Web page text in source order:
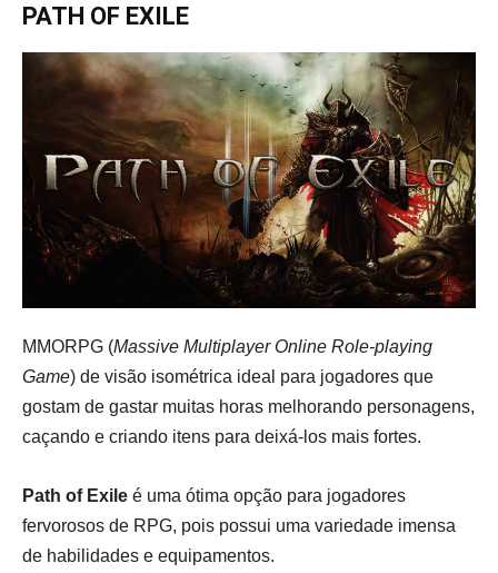
PATH OF EXILE
MMORPG (Massive Multiplayer Online Role-playing
Game) de visão isométrica ideal para jogadores que
gostam de gastar muitas horas melhorando personagens,
caçando e criando itens para deixá-los mais fortes.
Path of Exile é uma ótima opção para jogadores
fervorosos de RPG, pois possui uma variedade imensa
de habilidades e equipamentos.